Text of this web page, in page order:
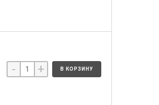
- + В КОРЗИНУ